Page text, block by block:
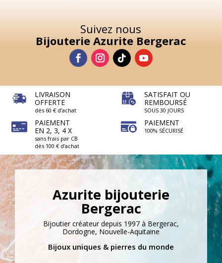
Suivez nous
Bijouterie Azurite Bergerac
LIVRAISON
OFFERTE
dès 60 € d’achat
PAIEMENT
EN 2, 3, 4 X
sans frais par CB
dès 100 € d’achat
SATISFAIT OU
REMBOURSÉ
SOUS 30 JOURS
PAIEMENT
100% SÉCURISÉ
Azurite bijouterie
Bergerac
Bijoutier créateur depuis 1997 à Bergerac,
Dordogne, Nouvelle-Aquitaine
Bijoux uniques & pierres du monde